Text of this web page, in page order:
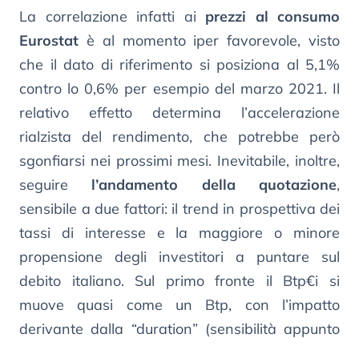
La correlazione infatti ai prezzi al consumo
Eurostat è al momento iper favorevole, visto
che il dato di riferimento si posiziona al 5,1%
contro lo 0,6% per esempio del marzo 2021. Il
relativo effetto determina l’accelerazione
rialzista del rendimento, che potrebbe però
sgonfiarsi nei prossimi mesi. Inevitabile, inoltre,
seguire l’andamento della quotazione,
sensibile a due fattori: il trend in prospettiva dei
tassi di interesse e la maggiore o minore
propensione degli investitori a puntare sul
debito italiano. Sul primo fronte il Btp€i si
muove quasi come un Btp, con l’impatto
derivante dalla “duration” (sensibilità appunto